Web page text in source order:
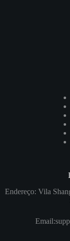
Endereço: Vila
Email: